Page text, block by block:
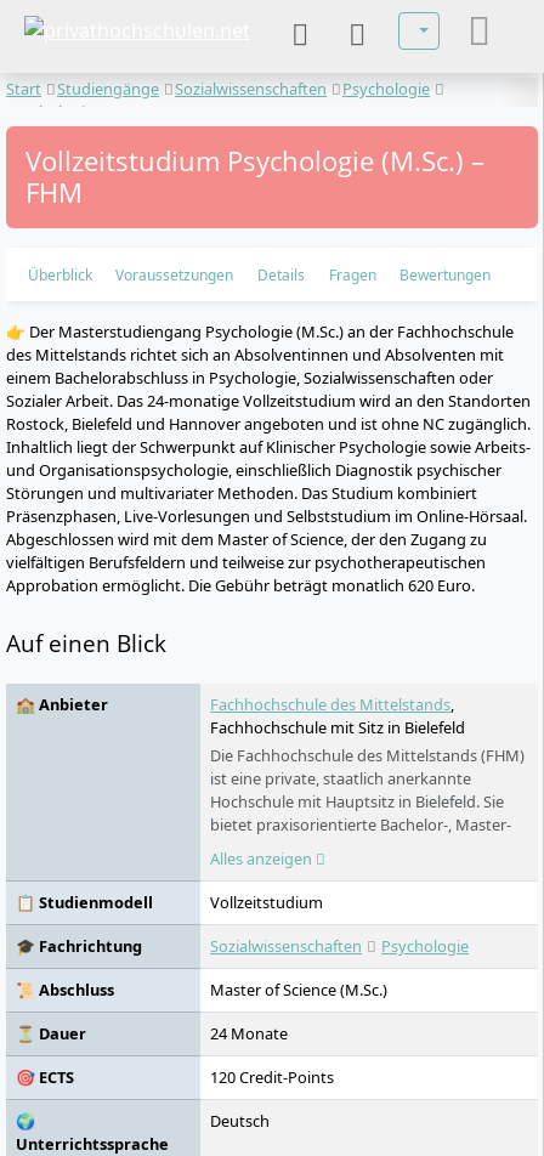
Sprache
Start Studiengänge Sozialwissenschaften
Psychologie
Psychologie
Vollzeitstudium Psychologie (M.Sc.) –
FHM
Überblick Voraussetzungen Details Fragen Bewertungen
👉 Der Masterstudiengang Psychologie (M.Sc.) an der Fachhochschule
des Mittelstands richtet sich an Absolventinnen und Absolventen mit
einem Bachelorabschluss in Psychologie, Sozialwissenschaften oder
Sozialer Arbeit. Das 24-monatige Vollzeitstudium wird an den Standorten
Rostock, Bielefeld und Hannover angeboten und ist ohne NC zugänglich.
Inhaltlich liegt der Schwerpunkt auf Klinischer Psychologie sowie Arbeits-
und Organisationspsychologie, einschließlich Diagnostik psychischer
Störungen und multivariater Methoden. Das Studium kombiniert
Präsenzphasen, Live-Vorlesungen und Selbststudium im Online-Hörsaal.
Abgeschlossen wird mit dem Master of Science, der den Zugang zu
vielfältigen Berufsfeldern und teilweise zur psychotherapeutischen
Approbation ermöglicht. Die Gebühr beträgt monatlich 620 Euro.
Auf einen Blick
🏫 Anbieter Fachhochschule des Mittelstands,
Fachhochschule mit Sitz in Bielefeld
Die Fachhochschule des Mittelstands (FHM)
ist eine private, staatlich anerkannte
Hochschule mit Hauptsitz in Bielefeld. Sie
bietet praxisorientierte Bachelor-, Master-
und Promotionsprogramme in Bereichen
wie Wirtschaft, Psychologie, Pädagogik,
Kommunikation, Gesundheit, Technologie
Präsenz-, Fern- und virtuelle Live-
Studienformate sowie berufsbegleitende
und duale Modelle. Alle Studiengänge sind
NC-frei und teilweise auch ohne Abitur
zugänglich. Ein besonderes Merkmal ist das
praxisnahe Kompetenzmodell der FHM
sowie ihre starke Mittelstandsforschung.
Die FHM betreibt neun Standorte in
Deutschland und einen digitalen Campus.
Alles anzeigen
📋 Studienmodell
Vollzeitstudium
🎓 Fachrichtung
Sozialwissenschaften
Psychologie
📜 Abschluss
Master of Science (M.Sc.)
⏳ Dauer
24 Monate
🎯 ECTS
120 Credit-Points
🌍
Unterrichtssprache
Deutsch